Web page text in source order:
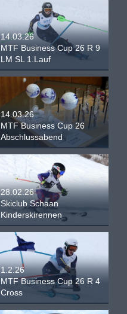
14.03.26
MTF Business Cup 26 R 9
LM SL 1.Lauf
14.03.26
MTF Business Cup 26
Abschlussabend
28.02.26
Skiclub Schaan
Kinderskirennen
1.2.26
MTF Business Cup 26 R 4
Cross